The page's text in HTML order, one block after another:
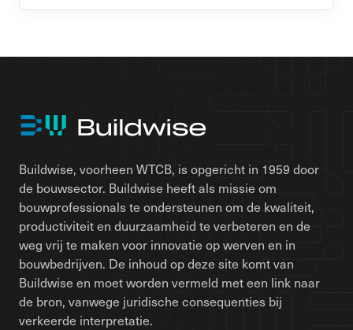
Buildwise, voorheen WTCB, is opgericht in 1959 door
de bouwsector. Buildwise heeft als missie om
bouwprofessionals te ondersteunen om de kwaliteit,
productiviteit en duurzaamheid te verbeteren en de
weg vrij te maken voor innovatie op werven en in
bouwbedrijven. De inhoud op deze site komt van
Buildwise en moet worden vermeld met een link naar
de bron, vanwege juridische consequenties bij
verkeerde interpretatie.